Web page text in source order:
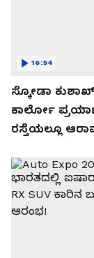
ಸ್ಕೋಡಾ
ಕಾರ್ಲೋ
ರಸ್ತೆಯಲ್ಲೂ
16:54